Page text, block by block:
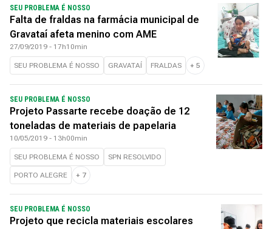
SEU PROBLEMA É NOSSO
Falta de fraldas na farmácia municipal de
Gravataí afeta menino com AME
27/09/2019 - 17h10min
SEU PROBLEMA É NOSSO GRAVATAÍ FRALDAS + 5
SEU PROBLEMA É NOSSO
Projeto Passarte recebe doação de 12
toneladas de materiais de papelaria
10/05/2019 - 13h00min
SEU PROBLEMA É NOSSO SPN RESOLVIDO
PORTO ALEGRE + 7
SEU PROBLEMA É NOSSO
Projeto que recicla materiais escolares